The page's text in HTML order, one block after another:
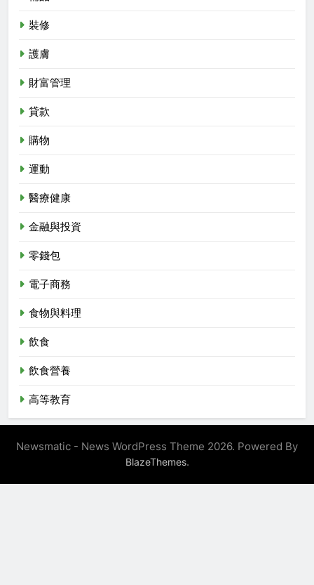
裝修
護膚
財富管理
貸款
購物
運動
醫療健康
金融與投資
零錢包
電子商務
食物與料理
飲食
飲食營養
高等教育
Newsmatic - News WordPress Theme 2026. Powered By
BlazeThemes.